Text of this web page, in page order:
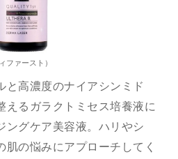
ファースト）
と高濃度のナイアシンミド
えるガラクトミセス培養液に
ングケア美容液。ハリやシ
肌の悩みにアプローチしてく